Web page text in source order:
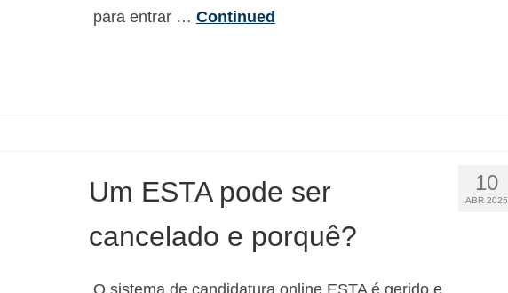
para entrar … Continued
10
ABR 2025
Um ESTA pode ser
cancelado e porquê?
O sistema de candidatura online ESTA é gerido e